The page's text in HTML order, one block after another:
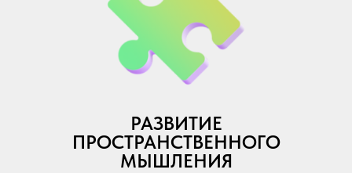
РАЗВИТИЕ
ПРОСТРАНСТВЕННОГО
МЫШЛЕНИЯ